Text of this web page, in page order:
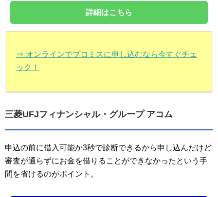
詳細はこちら
⇒ オンラインでプロミスに申し込むなら今すぐチェ
ック！
三菱UFJフィナンシャル・グループ アコム
申込の前に借入可能か3秒で診断できるから申し込んだけど
審査が通らずにお金を借りることができなかったという手
間を省けるのがポイント。